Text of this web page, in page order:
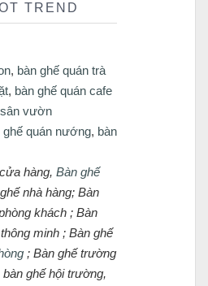
TREND
, bàn ghế quán trà
, bàn ghế quán cafe
vườn
ghế quán nướng, bàn
hàng, Bàn ghế
nhà hàng; Bàn
khách ; Bàn
minh ; Bàn ghế
; Bàn ghế trường
ghế hội trường,